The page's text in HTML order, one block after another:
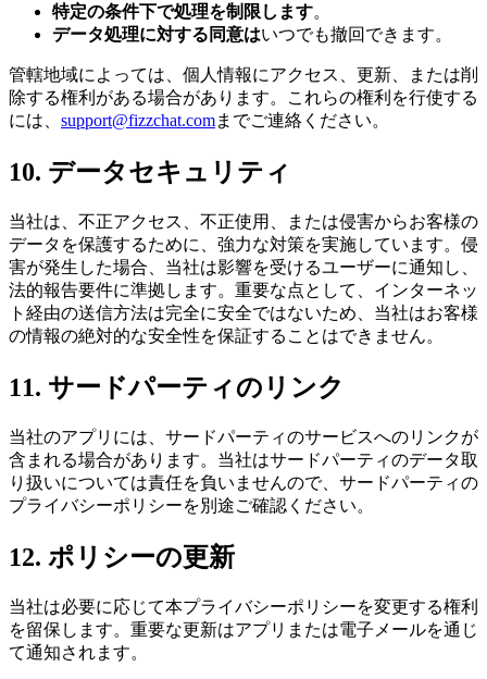
特定の条件下で処理を制限します。
データ処理に対する同意はいつでも撤回できます。
管轄地域によっては、個人情報にアクセス、更新、または削
除する権利がある場合があります。これらの権利を行使する
には、 support@fizzchat.comまでご連絡ください。
10. データセキュリティ
当社は、不正アクセス、不正使用、または侵害からお客様の
データを保護するために、強力な対策を実施しています。侵
害が発生した場合、当社は影響を受けるユーザーに通知し、
法的報告要件に準拠します。重要な点として、インターネッ
ト経由の送信方法は完全に安全ではないため、当社はお客様
の情報の絶対的な安全性を保証することはできません。
11. サードパーティのリンク
当社のアプリには、サードパーティのサービスへのリンクが
含まれる場合があります。当社はサードパーティのデータ取
り扱いについては責任を負いませんので、サードパーティの
プライバシーポリシーを別途ご確認ください。
12. ポリシーの更新
当社は必要に応じて本プライバシーポリシーを変更する権利
を留保します。重要な更新はアプリまたは電子メールを通じ
て通知されます。